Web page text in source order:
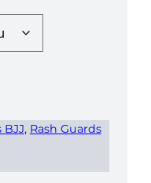
BJJ, Rash Guards